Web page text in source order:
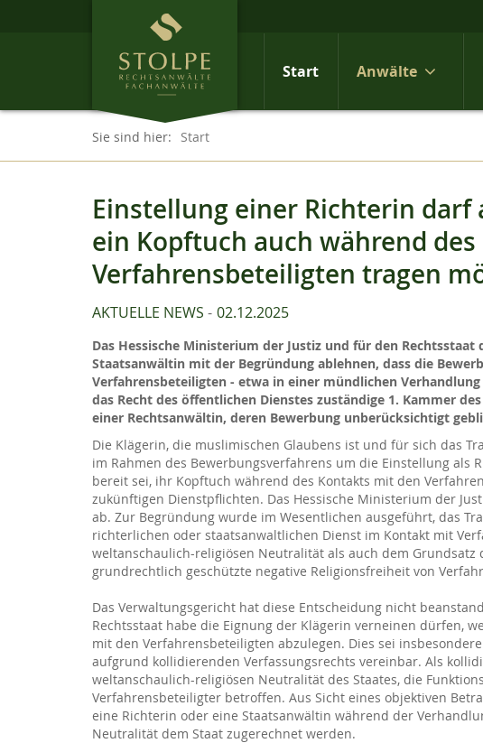
Start Anwälte
Sie sind hier: Start
Einstellung einer Richterin darf
ein Kopftuch auch während
Verfahrensbeteiligten tragen
AKTUELLE NEWS 02.12.2025
Das Hessische Ministerium der Justiz und für den
Staatsanwältin mit der Begründung ablehnen, dass die
Verfahrensbeteiligten - etwa in einer mündlichen
das Recht des öffentlichen Dienstes zuständige 1. Kammer
einer Rechtsanwältin, deren Bewerbung unberücksichtigt
Die Klägerin, die muslimischen Glaubens ist und für sich das
im Rahmen des Bewerbungsverfahrens um die Einstellung als
bereit sei, ihr Kopftuch während des Kontakts mit den
zukünftigen Dienstpflichten. Das Hessische Ministerium der
ab. Zur Begründung wurde im Wesentlichen ausgeführt, das
richterlichen oder staatsanwaltlichen Dienst im Kontakt mit
weltanschaulich-religiösen Neutralität als auch dem
grundrechtlich geschützte negative Religionsfreiheit von
Das Verwaltungsgericht hat diese Entscheidung nicht
Rechtsstaat habe die Eignung der Klägerin verneinen dürfen,
mit den Verfahrensbeteiligten abzulegen. Dies sei
aufgrund kollidierenden Verfassungsrechts vereinbar. Als
weltanschaulich-religiösen Neutralität des Staates, die
Verfahrensbeteiligter betroffen. Aus Sicht eines objektiven
eine Richterin oder eine Staatsanwältin während der
Neutralität dem Staat zugerechnet werden.